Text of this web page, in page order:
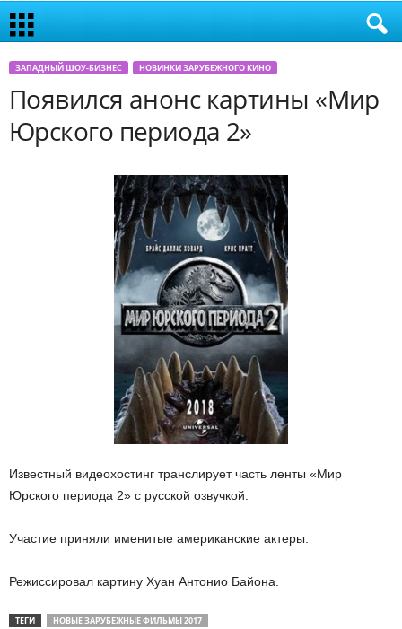
ЗАПАДНЫЙ ШОУ-БИЗНЕС НОВИНКИ ЗАРУБЕЖНОГО КИНО
Появился анонс картины «Мир
Юрского периода 2»
Известный видеохостинг транслирует часть ленты «Мир
Юрского периода 2» с русской озвучкой.
Участие приняли именитые американские актеры.
Режиссировал картину Хуан Антонио Байона.
ТЕГИ НОВЫЕ ЗАРУБЕЖНЫЕ ФИЛЬМЫ 2017